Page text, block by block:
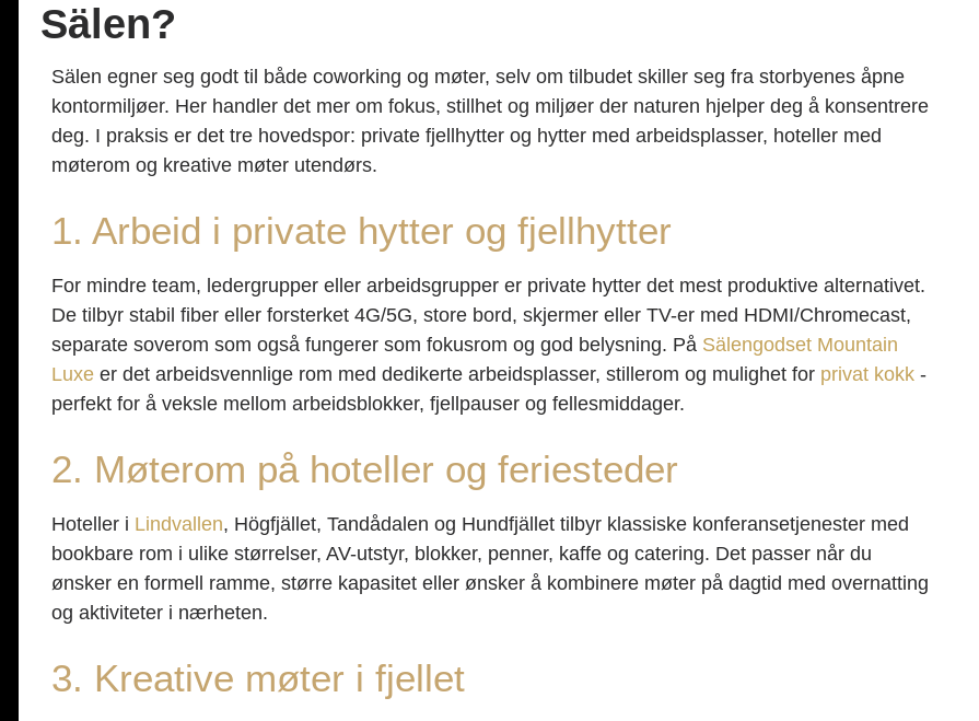
Sälen?
Sälen egner seg godt til både coworking og møter, selv om tilbudet skiller seg fra storbyenes åpne
kontormiljøer. Her handler det mer om fokus, stillhet og miljøer der naturen hjelper deg å konsentrere
deg. I praksis er det tre hovedspor: private fjellhytter og hytter med arbeidsplasser, hoteller med
møterom og kreative møter utendørs.
1. Arbeid i private hytter og fjellhytter
For mindre team, ledergrupper eller arbeidsgrupper er private hytter det mest produktive alternativet.
De tilbyr stabil fiber eller forsterket 4G/5G, store bord, skjermer eller TV-er med HDMI/Chromecast,
separate soverom som også fungerer som fokusrom og god belysning. På Sälengodset Mountain
Luxe er det arbeidsvennlige rom med dedikerte arbeidsplasser, stillerom og mulighet for privat kokk -
perfekt for å veksle mellom arbeidsblokker, fjellpauser og fellesmiddager.
2. Møterom på hoteller og feriesteder
Hoteller i Lindvallen, Högfjället, Tandådalen og Hundfjället tilbyr klassiske konferansetjenester med
bookbare rom i ulike størrelser, AV-utstyr, blokker, penner, kaffe og catering. Det passer når du
ønsker en formell ramme, større kapasitet eller ønsker å kombinere møter på dagtid med overnatting
og aktiviteter i nærheten.
3. Kreative møter i fjellet